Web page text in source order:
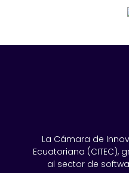
La Cámara de
Ecuatoriana (CITEC),
al sector de